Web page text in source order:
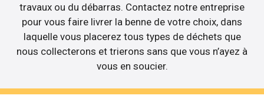
travaux ou du débarras. Contactez notre entreprise
pour vous faire livrer la benne de votre choix, dans
laquelle vous placerez tous types de déchets que
nous collecterons et trierons sans que vous n’ayez à
vous en soucier.